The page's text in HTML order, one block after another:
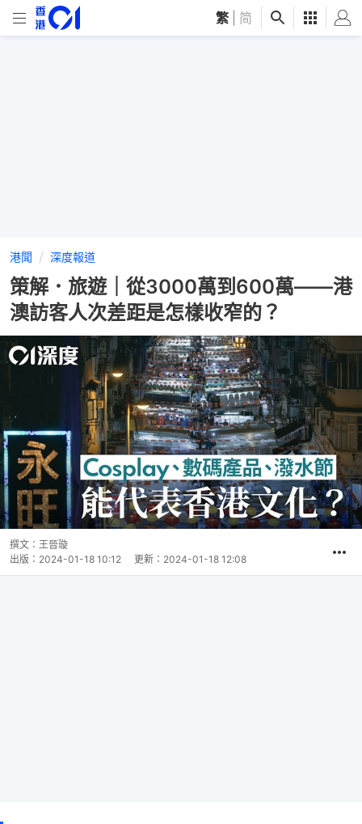
繁 简
港聞 深度報道
策解．旅遊｜從3000萬到600萬——港
澳訪客人次差距是怎樣收窄的？
撰文： 王晉璇
出版： 2024-01-18 10:12 更新： 2024-01-18 12:08